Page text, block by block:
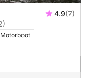
4.9(7)
Motorboot